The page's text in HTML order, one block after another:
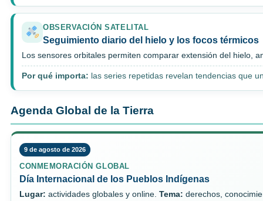
OBSERVACIÓN SATELITAL
Seguimiento diario del hielo y los focos térmicos
Los sensores orbitales permiten comparar extensión del hielo,
Por qué importa: las series repetidas revelan tendencias que
Agenda Global de la Tierra
9 de agosto de 2026
CONMEMORACIÓN GLOBAL
Día Internacional de los Pueblos Indígenas
Lugar: actividades globales y online. Tema: derechos,